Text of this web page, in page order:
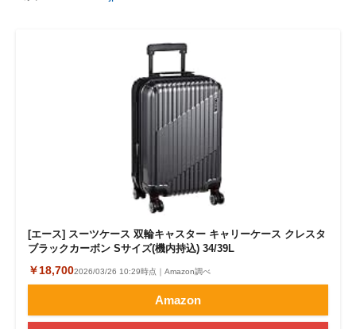
[エース] スーツケース 双輪キャスター キャリーケース クレスタ
ブラックカーボン Sサイズ(機内持込) 34/39L
￥18,7002026/03/26 10:29時点｜Amazon調べ
Amazon